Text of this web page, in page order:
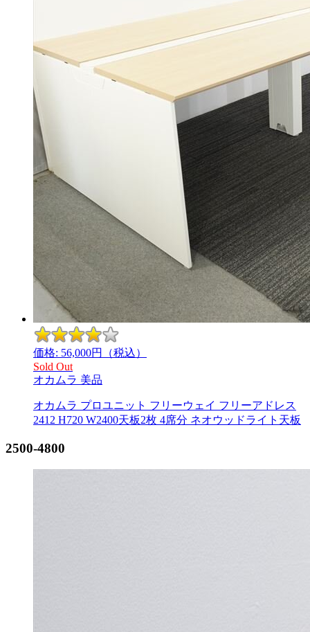
価格: 56,000円（税込）
Sold Out
オカムラ 美品
オカムラ プロユニット フリーウェイ フリーアドレス
2412 H720 W2400天板2枚 4席分 ネオウッドライト天板
2500-4800